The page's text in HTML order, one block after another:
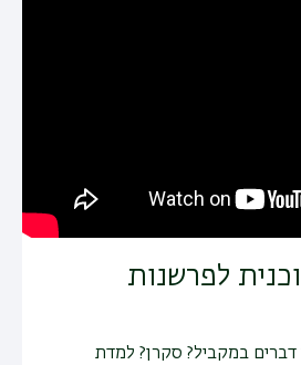
לפרשנות
דברים במקביל? סקרן? למדת